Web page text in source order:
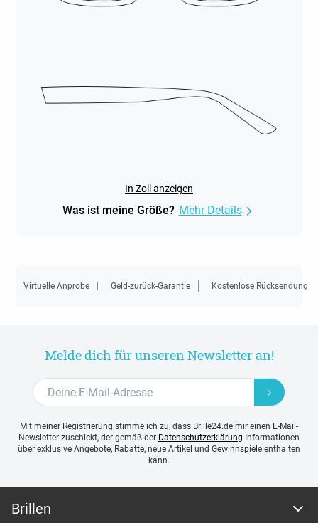
In Zoll anzeigen
Was ist meine Größe? Mehr Details
Virtuelle Anprobe Geld-zurück-Garantie Kostenlose Rücksendung
Melde dich für unseren Newsletter an!
Mit meiner Registrierung stimme ich zu, dass Brille24.de mir einen E-Mail-
Newsletter zuschickt, der gemäß der Datenschutzerklärung Informationen
über exklusive Angebote, Rabatte, neue Artikel und Gewinnspiele enthalten
kann.
Brillen